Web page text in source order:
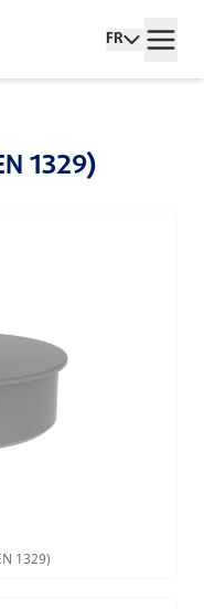
FR
1329)
1329)